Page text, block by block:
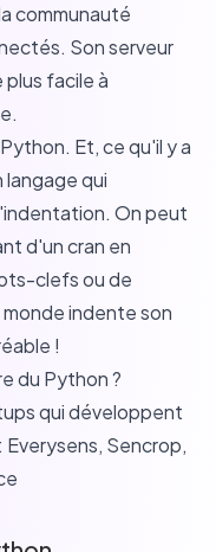
communauté
Son serveur
facile à
Et, ce qu'il y a
qui
On peut
d'un cran en
clefs ou de
indente son
!
du Python ?
qui développent
Everysens, Sencrop,